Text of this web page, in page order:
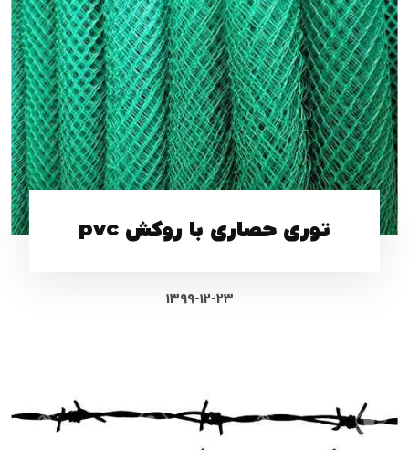
توری حصاری با روکش pvc
۱۳۹۹-۱۲-۲۳